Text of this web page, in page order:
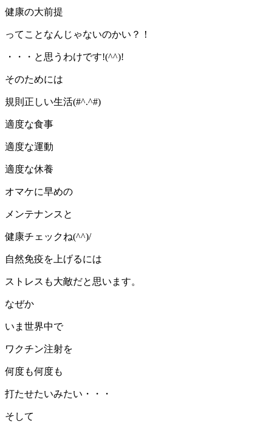
健康の大前提
ってことなんじゃないのかい？！
・・・と思うわけです!(^^)!
そのためには
規則正しい生活(#^.^#)
適度な食事
適度な運動
適度な休養
オマケに早めの
メンテナンスと
健康チェックね(^^)/
自然免疫を上げるには
ストレスも大敵だと思います。
なぜか
いま世界中で
ワクチン注射を
何度も何度も
打たせたいみたい・・・
そして